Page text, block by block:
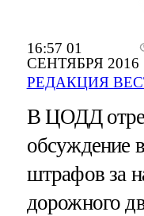
16:57 01
СЕНТЯБРЯ 2016
РЕДАКЦИЯ
В ЦОДД
обсуждение
штрафов за
дорожного